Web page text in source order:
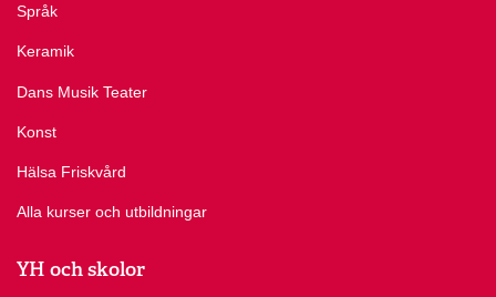
Språk
Keramik
Dans Musik Teater
Konst
Hälsa Friskvård
Alla kurser och utbildningar
YH och skolor